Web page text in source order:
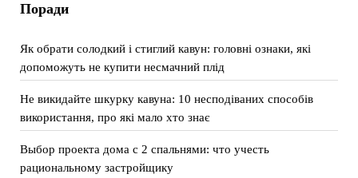
Поради
Як обрати солодкий і стиглий кавун: головні ознаки, які
допоможуть не купити несмачний плід
Не викидайте шкурку кавуна: 10 несподіваних способів
використання, про які мало хто знає
Выбор проекта дома с 2 спальнями: что учесть
рациональному застройщику